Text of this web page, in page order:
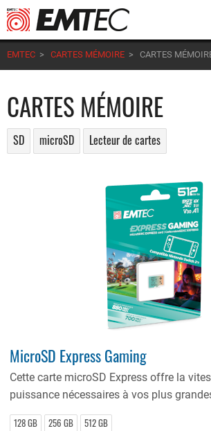
Aller
au
contenu
principal
EMTEC > CARTES MÉMOIRE > CARTES
CARTES MÉMOIRE
SD microSD Lecteur de cartes
MicroSD Express Gaming
Cette carte microSD Express offre la
puissance nécessaires à vos plus
128 GB 256 GB 512 GB